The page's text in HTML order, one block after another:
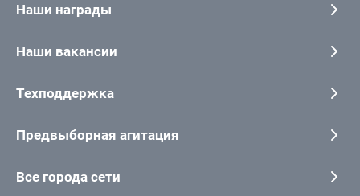
Наши награды
Наши вакансии
Техподдержка
Предвыборная агитация
Все города сети